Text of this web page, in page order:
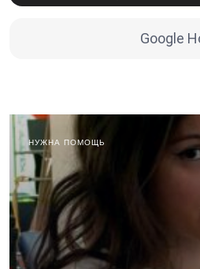
Google
НУЖНА ПОМОЩЬ